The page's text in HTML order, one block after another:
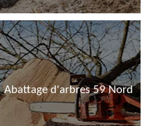
Abattage d'arbres 59 Nord